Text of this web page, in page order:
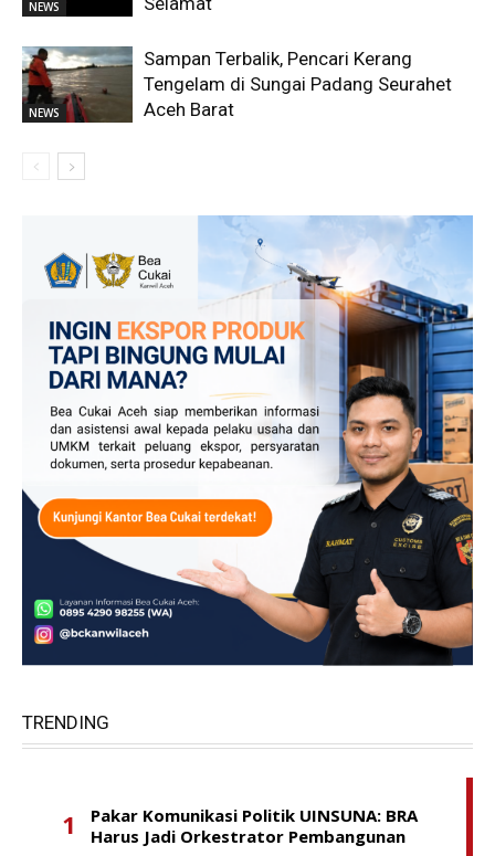
NEWS
NEWS
Sampan Terbalik, Pencari Kerang
Tengelam di Sungai Padang Seurahet
Aceh Barat
TRENDING
Pakar Komunikasi Politik UINSUNA: BRA
Harus Jadi Orkestrator Pembangunan